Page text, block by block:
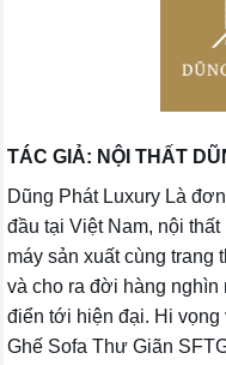
TÁC GIẢ: NỘI THẤT
Dũng Phát Luxury Là
đầu tại Việt Nam, nội
máy sản xuất cùng trang
và cho ra đời hàng
điển tới hiện đại. Hi
Ghế Sofa Thư Giãn